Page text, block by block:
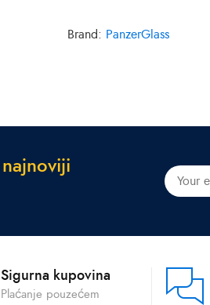
Brand: PanzerGlass
najnoviji
Sigurna kupovina
Plaćanje pouzećem